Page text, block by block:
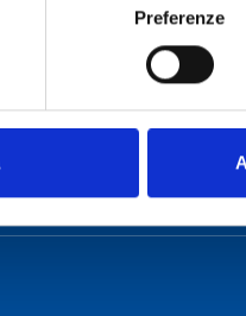
Preferenze
Cagliari